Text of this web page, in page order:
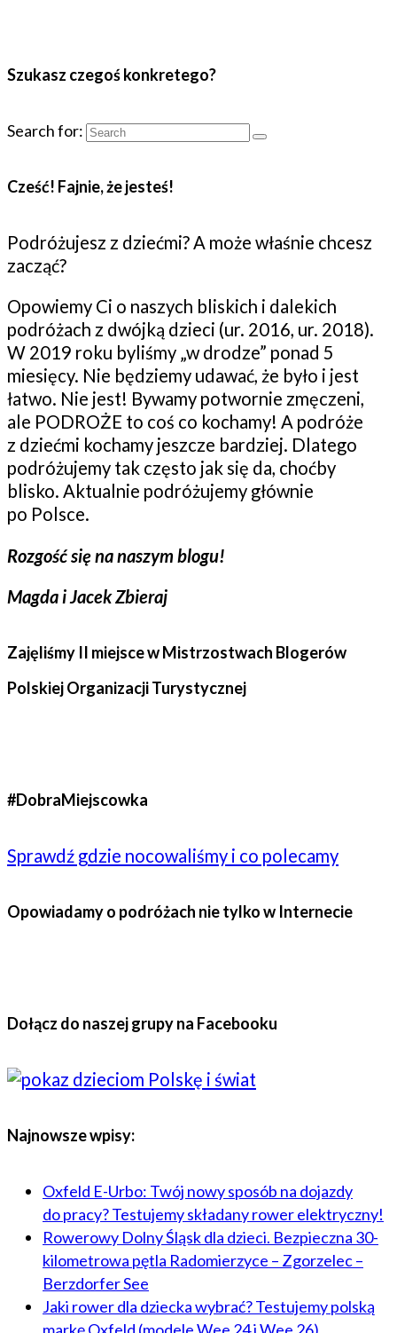
Szukasz czegoś konkretego?
Search for:
Cześć! Fajnie, że jesteś!
Podróżujesz z dziećmi? A może właśnie chcesz
zacząć?
Opowiemy Ci o naszych bliskich i dalekich
podróżach z dwójką dzieci (ur. 2016, ur. 2018).
W 2019 roku byliśmy „w drodze” ponad 5
miesięcy. Nie będziemy udawać, że było i jest
łatwo. Nie jest! Bywamy potwornie zmęczeni,
ale PODROŻE to coś co kochamy! A podróże
z dziećmi kochamy jeszcze bardziej. Dlatego
podróżujemy tak często jak się da, choćby
blisko. Aktualnie podróżujemy głównie
po Polsce.
Rozgość się na naszym blogu!
Magda i Jacek Zbieraj
Zajęliśmy II miejsce w Mistrzostwach Blogerów
Polskiej Organizacji Turystycznej
#DobraMiejscowka
Sprawdź gdzie nocowaliśmy i co polecamy
Opowiadamy o podróżach nie tylko w Internecie
Dołącz do naszej grupy na Facebooku
Najnowsze wpisy:
Oxfeld E-Urbo: Twój nowy sposób na dojazdy
do pracy? Testujemy składany rower elektryczny!
Rowerowy Dolny Śląsk dla dzieci. Bezpieczna 30-
kilometrowa pętla Radomierzyce – Zgorzelec –
Berzdorfer See
Jaki rower dla dziecka wybrać? Testujemy polską